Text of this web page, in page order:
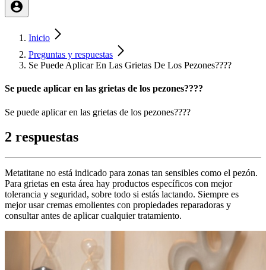
Inicio
Preguntas y respuestas
Se Puede Aplicar En Las Grietas De Los Pezones????
Se puede aplicar en las grietas de los pezones????
Se puede aplicar en las grietas de los pezones????
2 respuestas
Metatitane no está indicado para zonas tan sensibles como el pezón.
Para grietas en esta área hay productos específicos con mejor
tolerancia y seguridad, sobre todo si estás lactando. Siempre es
mejor usar cremas emolientes con propiedades reparadoras y
consultar antes de aplicar cualquier tratamiento.